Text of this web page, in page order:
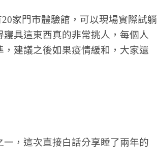
家門市體驗館，可以現場實際試躺
具這東西真的非常挑人，每個人
建議之後如果疫情緩和，大家還
，這次直接白話分享睡了兩年的